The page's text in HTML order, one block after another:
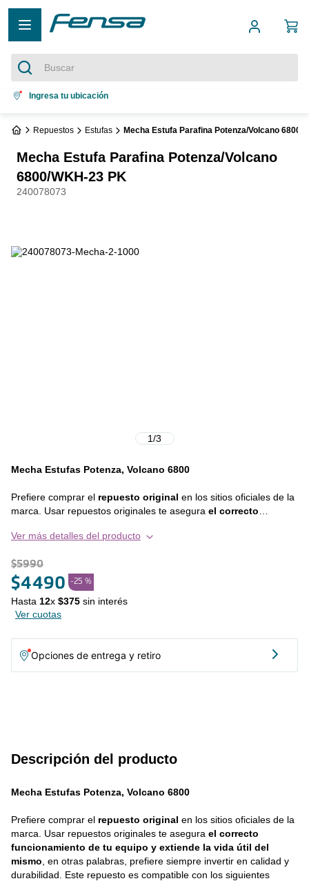
Buscar
Términos más buscados
4. refrigerador no frost
Ingresa tu ubicación
Repuestos Estufas Mecha Estufa Parafina Potenza/Volcano 6800/
Mecha Estufa Parafina Potenza/Volcano
6800/WKH-23 PK
240078073
1/3
Mecha Estufas Potenza, Volcano 6800
Prefiere comprar el repuesto original en los sitios oficiales de la
marca. Usar repuestos originales te asegura el correcto
mismo, en otras palabras, prefiere siempre invertir en calidad y
modelos:
• VOLCANO 6800
• POTENZA
Ver más detalles del producto
$5990
$4490 -25 %
Hasta 12x $375 sin interés
Ver cuotas
Opciones de entrega y retiro
Descripción del producto
Mecha Estufas Potenza, Volcano 6800
Prefiere comprar el repuesto original en los sitios oficiales de la
marca. Usar repuestos originales te asegura el correcto
funcionamiento de tu equipo y extiende la vida útil del
mismo , en otras palabras, prefiere siempre invertir en calidad y
durabilidad. Este repuesto es compatible con los siguientes